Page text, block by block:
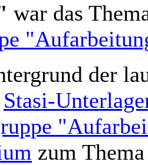
war das
der
Stasi-
zum